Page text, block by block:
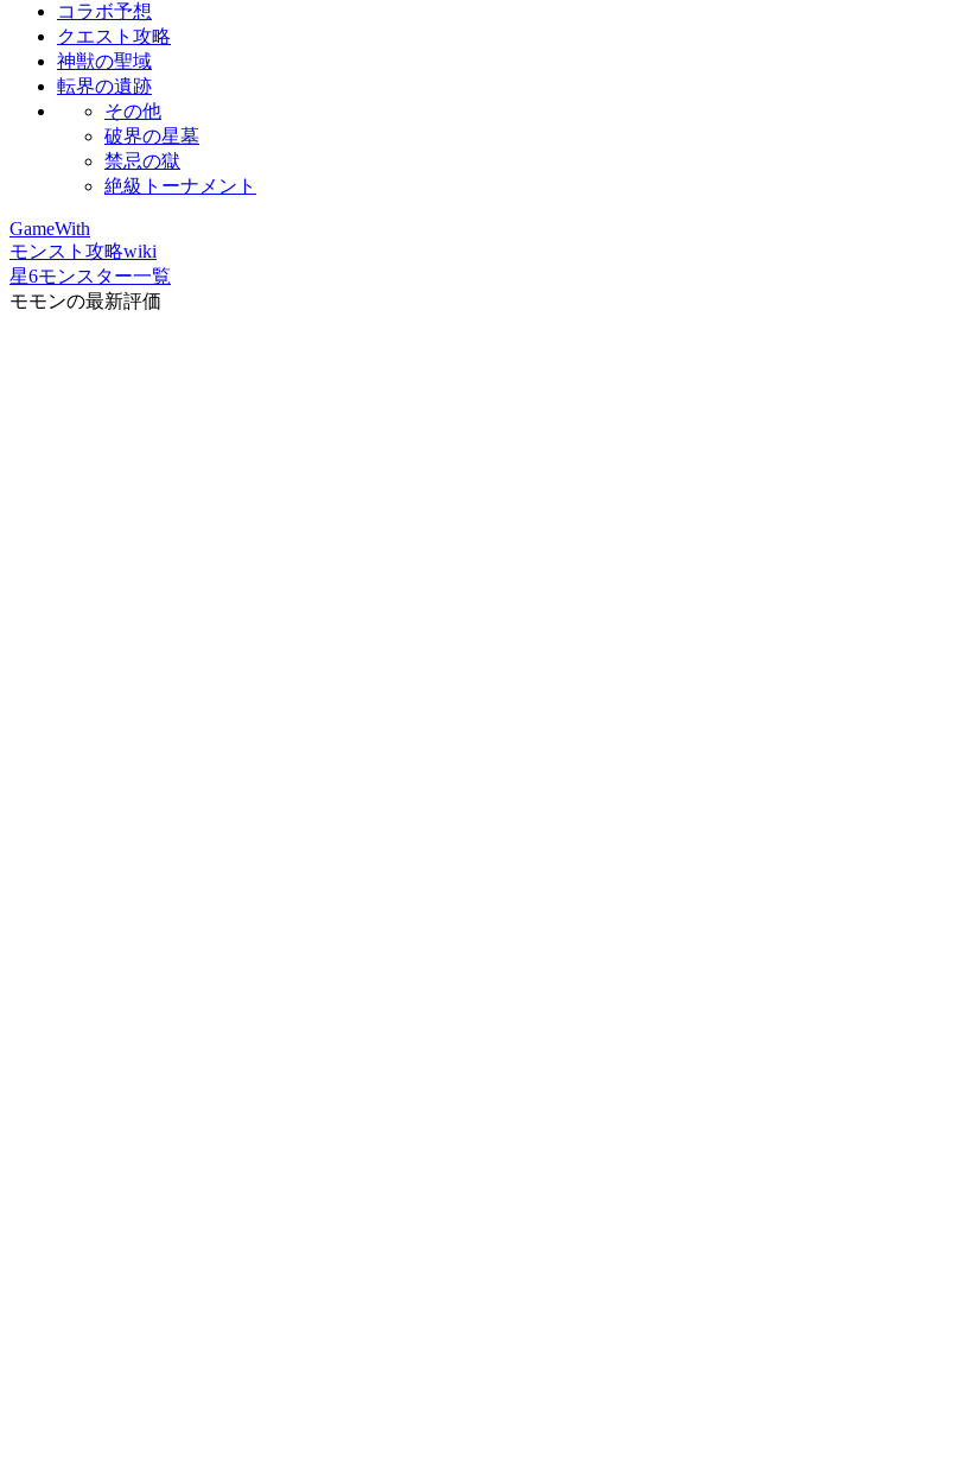
コラボ予想
クエスト攻略
神獣の聖域
転界の遺跡
その他
破界の星墓
禁忌の獄
絶級トーナメント
GameWith
モンスト攻略wiki
星6モンスター一覧
モモンの最新評価